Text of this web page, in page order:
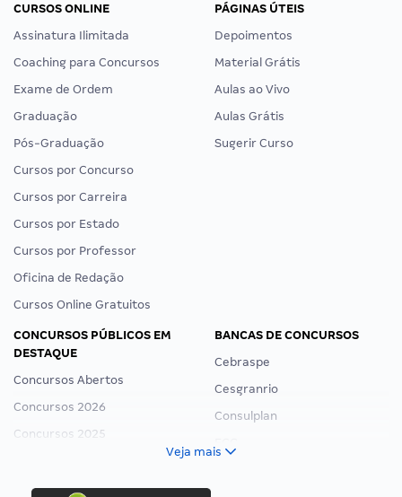
CURSOS ONLINE
Assinatura Ilimitada
Coaching para Concursos
Exame de Ordem
Graduação
Pós-Graduação
Cursos por Concurso
Cursos por Carreira
Cursos por Estado
Cursos por Professor
Oficina de Redação
Cursos Online Gratuitos
PÁGINAS ÚTEIS
Depoimentos
Material Grátis
Aulas ao Vivo
Aulas Grátis
Sugerir Curso
CONCURSOS PÚBLICOS EM
DESTAQUE
Concursos Abertos
Concursos 2026
Concursos 2025
Concurso Ibama
BANCAS DE CONCURSOS
Cebraspe
Cesgranrio
Consulplan
Veja mais